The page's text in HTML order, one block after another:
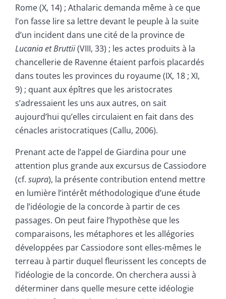
Rome (X, 14) ; Athalaric demanda même à ce que
l’on fasse lire sa lettre devant le peuple à la suite
d’un incident dans une cité de la province de
Lucania et Bruttii(VIII, 33) ; les actes produits à la
chancellerie de Ravenne étaient parfois placardés
dans toutes les provinces du royaume (IX, 18 ; XI,
9) ; quant aux épîtres que les aristocrates
s’adressaient les uns aux autres, on sait
aujourd’hui qu’elles circulaient en fait dans des
cénacles aristocratiques (Callu, 2006).
Prenant acte de l’appel de Giardina pour une
attention plus grande aux excursus de Cassiodore
(cf. supra), la présente contribution entend mettre
en lumière l’intérêt méthodologique d’une étude
de l’idéologie de la concorde à partir de ces
passages. On peut faire l’hypothèse que les
comparaisons, les métaphores et les allégories
développées par Cassiodore sont elles-mêmes le
terreau à partir duquel fleurissent les concepts de
l’idéologie de la concorde. On cherchera aussi à
déterminer dans quelle mesure cette idéologie